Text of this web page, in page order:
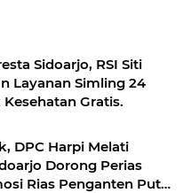
Sidoarjo, RSI Siti
Layanan Simling 24
Gratis.
DPC Harpi Melati
Dorong Perias
Rias Penganten Putri